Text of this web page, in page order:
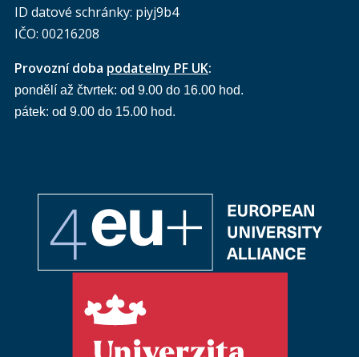
ID datové schránky: piyj9b4
IČO: 00216208
Provozní doba podatelny PF UK:
pondělí až čtvrtek: od 9.00 do 16.00 hod.
pátek: od 9.00 do 15.00 hod.